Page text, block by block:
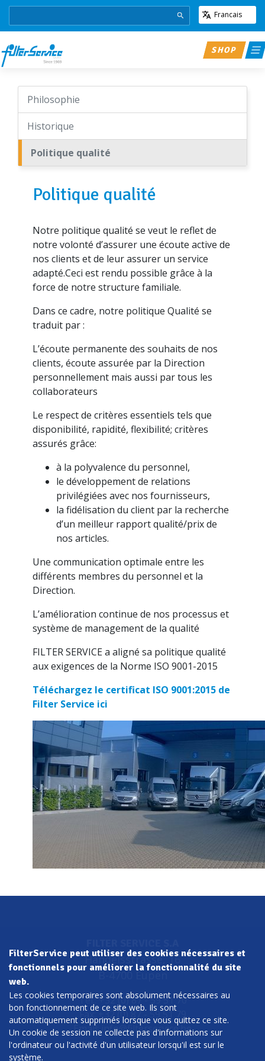
Francais
SHOP
Philosophie
Historique
Politique qualité
Politique qualité
Notre politique qualité se veut le reflet de
notre volonté d’assurer une écoute active de
nos clients et de leur assurer un service
adapté.Ceci est rendu possible grâce à la
force de notre structure familiale.
Dans ce cadre, notre politique Qualité se
traduit par :
L’écoute permanente des souhaits de nos
clients, écoute assurée par la Direction
personnellement mais aussi par tous les
collaborateurs
Le respect de critères essentiels tels que
disponibilité, rapidité, flexibilité; critères
assurés grâce:
à la polyvalence du personnel,
le développement de relations
privilégiées avec nos fournisseurs,
la fidélisation du client par la recherche
d’un meilleur rapport qualité/prix de
nos articles.
Une communication optimale entre les
différents membres du personnel et la
Direction.
L’amélioration continue de nos processus et
système de management de la qualité
FILTER SERVICE a aligné sa politique qualité
aux exigences de la Norme ISO 9001-2015
Téléchargez le certificat ISO 9001:2015 de
Filter Service ici
Handelsstrasse, 16
B-4700 Eupen
Tel.: +32 (0) 87 - 59 51 70
Fax: +32 (0) 87 - 59 51 79
Email:info@filterservice.be
FilterService peut utiliser des cookies nécessaires et
fonctionnels pour améliorer la fonctionnalité du site
web.
Les cookies temporaires sont absolument nécessaires au
bon fonctionnement de ce site web. Ils sont
automatiquement supprimés lorsque vous quittez ce site.
Un cookie de session ne collecte pas d'informations sur
l'ordinateur ou l'activité d'un utilisateur lorsqu'il est sur le
système.